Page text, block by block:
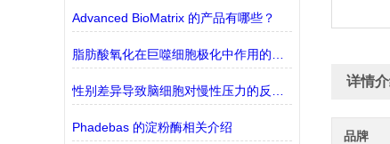
Advanced BioMatrix 的产品有哪些？
Phadebas 的淀粉酶相关介绍
详情
品牌